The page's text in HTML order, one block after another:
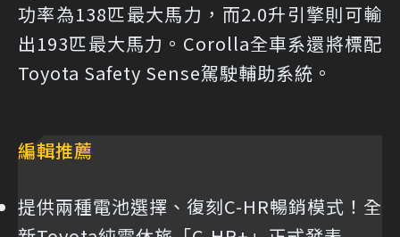
功率為138匹最大馬力，而2.0升引擎則可輸
出193匹最大馬力。Corolla全車系還將標配
Toyota Safety Sense駕駛輔助系統。
編輯推薦
提供兩種電池選擇、復刻C-HR暢銷模式！全